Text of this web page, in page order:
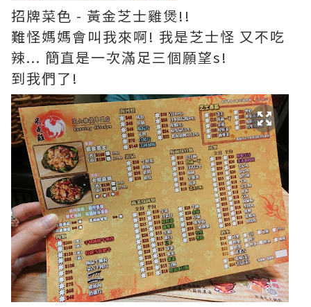
招牌菜色 - 黃金芝士雞煲!!
難怪媽媽會叫我來啊! 我是芝士怪 又不吃
辣... 簡直是一次滿足三個願望s!
到我們了!